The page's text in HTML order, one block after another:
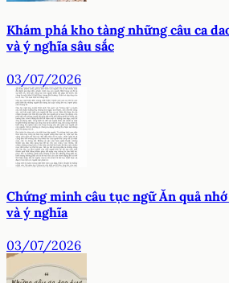
Khám phá kho tàng những câu ca
và ý nghĩa sâu sắc
03/07/2026
Chứng minh câu tục ngữ Ăn quả
và ý nghĩa
03/07/2026